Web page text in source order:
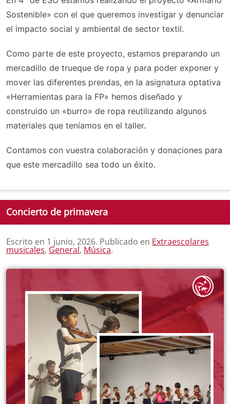
Sostenible» con el que queremos investigar y denunciar
el impacto social y ambiental de sector textil.
Como parte de este proyecto, estamos preparando un
mercadillo de trueque de ropa y para poder exponer y
mover las diferentes prendas, en la asignatura optativa
«Herramientas para la FP» hemos diseñado y
construido un «burro» de ropa reutilizando algunos
materiales que teníamos en el taller.
Contamos con vuestra colaboración y donaciones para
que este mercadillo sea todo un éxito.
Concierto de primavera
Escrito en 1 junio, 2026. Publicado en Extraescolares
musicales, General, Música.